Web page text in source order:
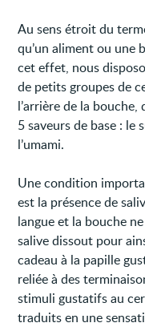
Au sens étroit du
qu’un aliment ou une
cet effet, nous
de petits groupes de
l’arrière de la
5 saveurs de base : le
l’umami.
Une condition
est la présence de
langue et la bouche
salive dissout pour
cadeau à la papille
reliée à des
stimuli gustatifs au
traduits en une